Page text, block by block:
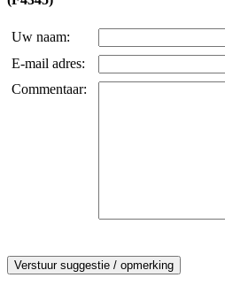
Uw naam:
E-mail adres:
Commentaar: